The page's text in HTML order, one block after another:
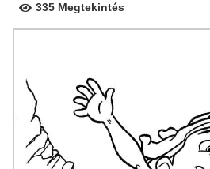
335 Megtekintés